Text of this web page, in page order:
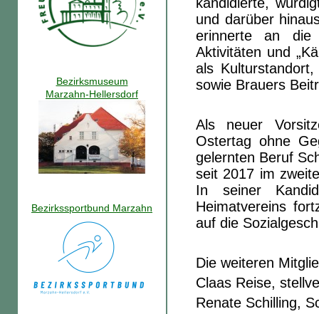
und darüber
erinnerte an die
Aktivitäten und
als
sowie Brauers
Als neuer
Ostertag ohne
gelernten Beruf
seit 2017 im
In seiner
Heimatvereins
auf die
Die weiteren
Claas Reise,
Renate Schilling,
Bezirksmuseum
Marzahn-Hellersdorf
Bezirkssportbund Marzahn